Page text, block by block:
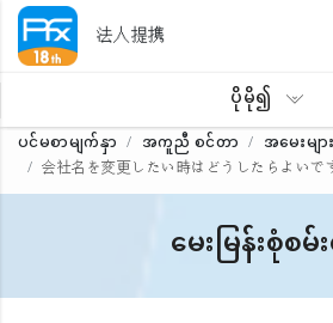
法人提携
ပိုမို၍
ပင်မစာမျက်နှာ အကူညီ စင်တာ
အမေးမျာ
会社名を変更したい時はどうしたらよいで
မေးမြန်းစုံစမ်